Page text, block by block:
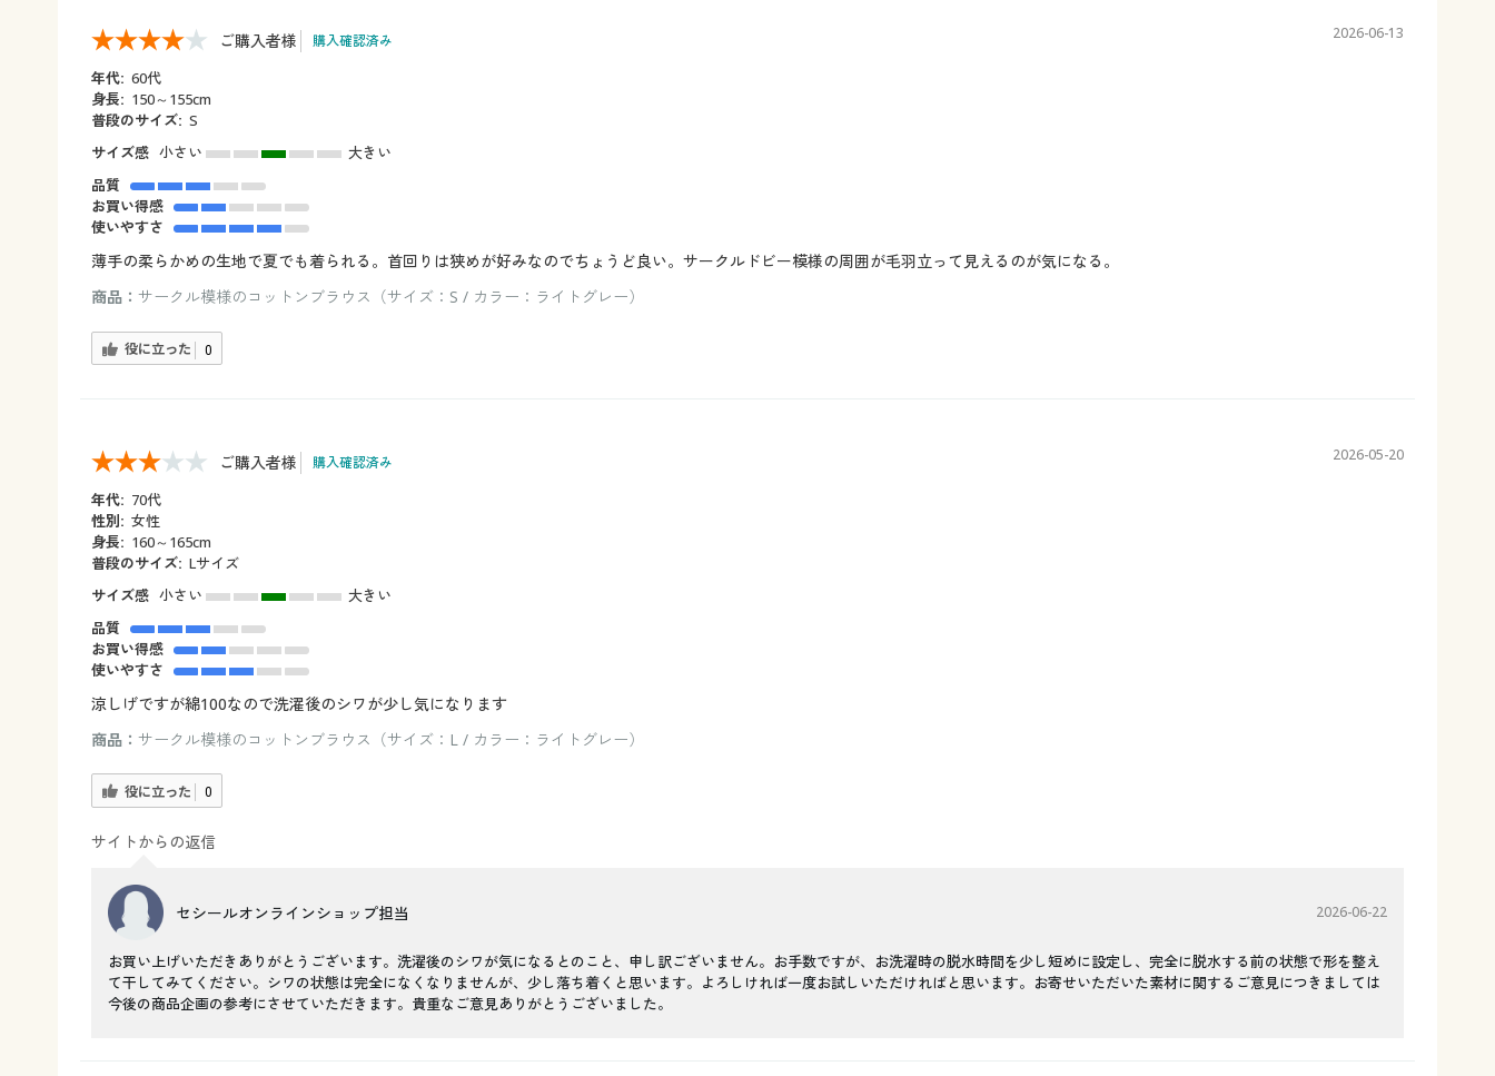
ご購入者様 購入確認済み 2026-06-13
年代: 60代
身長: 150～155cm
普段のサイズ: S
サイズ感 小さい
大きい
品質
お買い得感
使いやすさ
薄手の柔らかめの生地で夏でも着られる。首回りは狭めが好みなのでちょうど良い。サークルドビー模様の周囲が毛羽立って見えるのが気になる。
商品： サークル模様のコットンブラウス（サイズ：S / カラー：ライトグレー）
役に立った 0
ご購入者様 購入確認済み 2026-05-20
年代: 70代
性別: 女性
身長: 160～165cm
普段のサイズ: Lサイズ
サイズ感 小さい
大きい
品質
お買い得感
使いやすさ
涼しげですが綿100なので洗濯後のシワが少し気になります
商品： サークル模様のコットンブラウス（サイズ：L / カラー：ライトグレー）
役に立った 0
サイトからの返信
セシールオンラインショップ担当 2026-06-22
お買い上げいただきありがとうございます。洗濯後のシワが気になるとのこと、申し訳ございません。お手数ですが、お洗濯時の脱水時間を少し短めに設定し、完全に脱水する前の状態で形を整え
て干してみてください。シワの状態は完全になくなりませんが、少し落ち着くと思います。よろしければ一度お試しいただければと思います。お寄せいただいた素材に関するご意見につきましては
今後の商品企画の参考にさせていただきます。貴重なご意見ありがとうございました。